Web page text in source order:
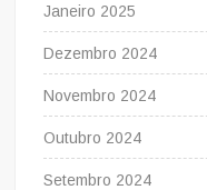
Janeiro 2025
Dezembro 2024
Novembro 2024
Outubro 2024
Setembro 2024